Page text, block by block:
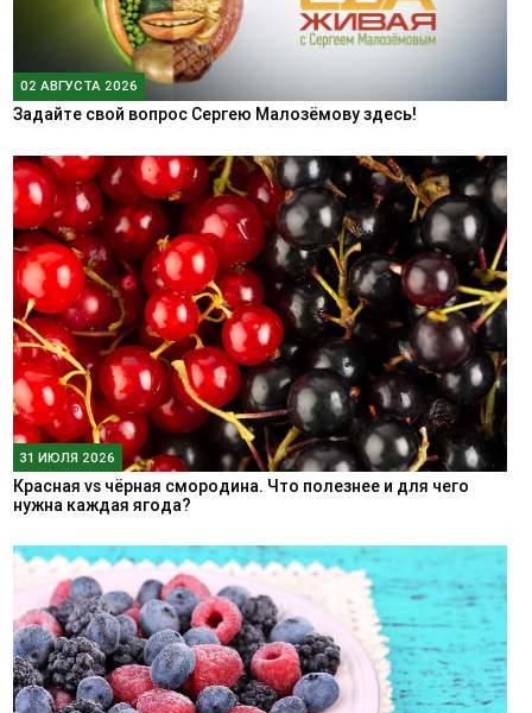
02 АВГУСТА 2026
Задайте свой вопрос Сергею Малозёмову здесь!
31 ИЮЛЯ 2026
Красная vs чёрная смородина. Что полезнее и для чего
нужна каждая ягода?